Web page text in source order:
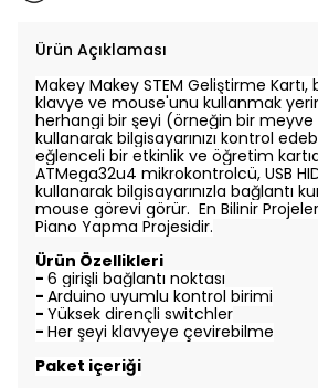
Ürün Açıklaması
Makey Makey STEM Geliştirme Kartı,
klavye ve mouse'unu kullanmak
herhangi bir şeyi (örneğin bir
kullanarak bilgisayarınızı kontrol
eğlenceli bir etkinlik ve öğretim
ATMega32u4 mikrokontrolcü, USB
kullanarak bilgisayarınızla bağlantı
mouse görevi görür. En Bilinir
Piano Yapma Projesidir.
Ürün Özellikleri
- 6 girişli bağlantı noktası
- Arduino uyumlu kontrol birimi
- Yüksek dirençli switchler
- Her şeyi klavyeye çevirebilme
Paket içeriği